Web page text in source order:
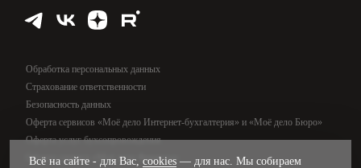
Обработка персональных данных
Страхование ответственности
Безопасность данных
Оферта сервисов «Моё дело Интернет-бухгалтерия» и «Моё дело Бюро»
Оферта услуг бухсопровождения
Оферта сервиса «Моё дело Финансы»
Всё на сайте - для Вас, cookies — для нас. Мы собираем